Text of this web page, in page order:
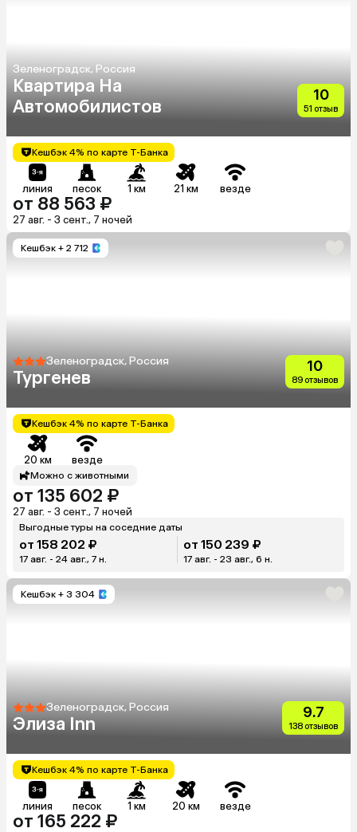
Зеленоградск, Россия
Квартира На
Автомобилистов
10
51 отзыв
Кешбэк 4% по карте Т-Банка
линия песок 1 км 21 км везде
от 88 563 ₽
27 авг. - 3 сент., 7 ночей
Кешбэк + 2 712
Зеленоградск, Россия
Тургенев
10
89 отзывов
Кешбэк 4% по карте Т-Банка
20 км везде
Можно с животными
от 135 602 ₽
27 авг. - 3 сент., 7 ночей
Выгодные туры на соседние даты
от 158 202 ₽
17 авг. - 24 авг., 7 н.
от 150 239 ₽
17 авг. - 23 авг., 6 н.
Кешбэк + 3 304
Зеленоградск, Россия
Элиза Inn
9.7
138 отзывов
Кешбэк 4% по карте Т-Банка
линия песок 1 км 20 км везде
от 165 222 ₽